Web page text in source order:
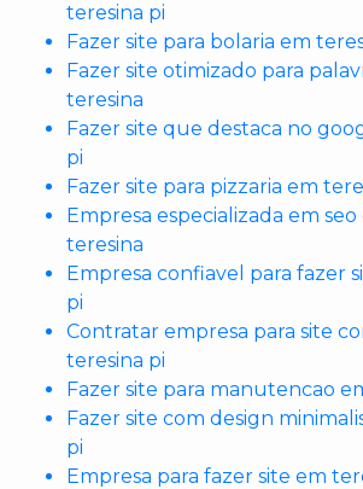
teresina pi
Fazer site para bolaria em
Fazer site otimizado para
teresina
Fazer site que destaca no
pi
Fazer site para pizzaria em
Empresa especializada em seo
teresina
Empresa confiavel para fazer
pi
Contratar empresa para site
teresina pi
Fazer site para manutencao
Fazer site com design
pi
Empresa para fazer site em